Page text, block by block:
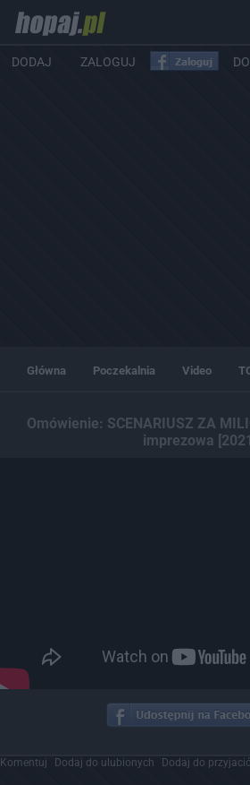
DODAJ ZALOGUJ
Główna Poczekalnia Video
Omówienie: SCENARIUSZ ZA
imprezowa
Komentuj Dodaj do ulubionych Dodaj do